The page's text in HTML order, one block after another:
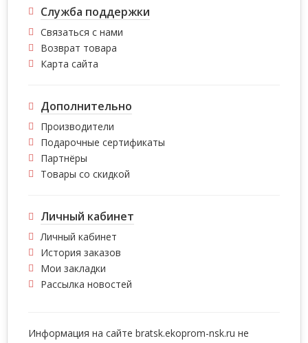
Служба поддержки
Связаться с нами
Возврат товара
Карта сайта
Дополнительно
Производители
Подарочные сертификаты
Партнёры
Товары со скидкой
Личный кабинет
Личный кабинет
История заказов
Мои закладки
Рассылка новостей
Информация на сайте bratsk.ekoprom-nsk.ru не